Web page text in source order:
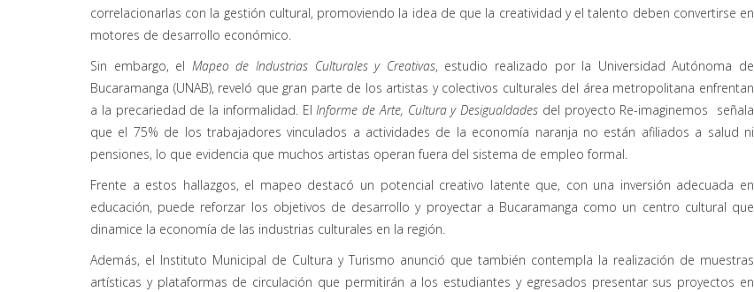
correlacionarlas con la gestión cultural, promoviendo la idea de que la creatividad y el talento deben convertirse en
motores de desarrollo económico.
Sin embargo, el Mapeo de Industrias Culturales y Creativas, estudio realizado por la Universidad Autónoma de
Bucaramanga (UNAB), reveló que gran parte de los artistas y colectivos culturales del área metropolitana enfrentan
a la precariedad de la informalidad. El Informe de Arte, Cultura y Desigualdades del proyecto Re-imaginemos señala
que el 75% de los trabajadores vinculados a actividades de la economía naranja no están afiliados a salud ni
pensiones, lo que evidencia que muchos artistas operan fuera del sistema de empleo formal.
Frente a estos hallazgos, el mapeo destacó un potencial creativo latente que, con una inversión adecuada en
educación, puede reforzar los objetivos de desarrollo y proyectar a Bucaramanga como un centro cultural que
dinamice la economía de las industrias culturales en la región.
Además, el Instituto Municipal de Cultura y Turismo anunció que también contempla la realización de muestras
artísticas y plataformas de circulación que permitirán a los estudiantes y egresados presentar sus proyectos en